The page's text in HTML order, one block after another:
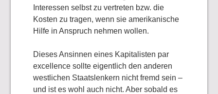
Interessen selbst zu vertreten bzw. die
Kosten zu tragen, wenn sie amerikanische
Hilfe in Anspruch nehmen wollen.
Dieses Ansinnen eines Kapitalisten par
excellence sollte eigentlich den anderen
westlichen Staatslenkern nicht fremd sein –
und ist es wohl auch nicht. Aber sobald es